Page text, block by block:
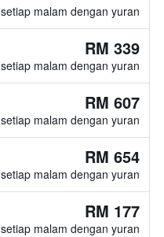
setiap malam dengan yuran
RM 339
setiap malam dengan yuran
RM 607
setiap malam dengan yuran
RM 654
setiap malam dengan yuran
RM 177
setiap malam dengan yuran